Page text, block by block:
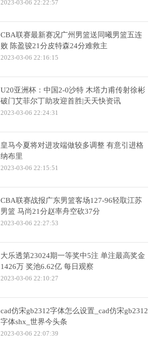
2023-03-06 22:22:57
CBA联赛最新赛况广州男篮送同曦男篮五连
败 陈盈骏21分皮特森24分难救主
2023-03-06 22:16:15
U20亚洲杯：中国2-0沙特 木塔力甫传射徐彬
破门艾菲尔丁助攻迎首胜|天天快资讯
2023-03-06 22:24:31
皇马今夏将对进攻端做较多调整 有意引进格
纳布里
2023-03-06 22:15:51
CBA联赛战报广东男篮客场127-96轻取江苏
男篮 马尚21分赵率舟空砍37分
2023-03-06 22:27:53
大乐透第23024期一等奖中5注 单注最高奖金
1426万 奖池6.62亿 每日观察
2023-03-06 22:10:27
cad仿宋gb2312字体怎么设置_cad仿宋gb2312
字体shx_世界今头条
2023-03-06 22:07:39